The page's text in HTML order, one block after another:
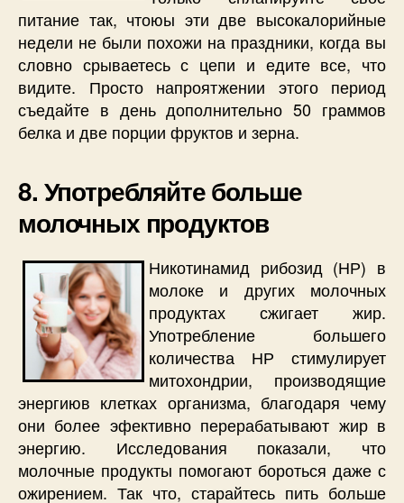
питание так, чтоюы эти две высокалорийные
недели не были похожи на праздники, когда вы
словно срываетесь с цепи и едите все, что
видите. Просто напроятжении этого период
съедайте в день дополнительно 50 граммов
белка и две порции фруктов и зерна.
8. Употребляйте больше
молочных продуктов
Никотинамид рибозид (НР) в
молоке и других молочных
продуктах сжигает жир.
Употребление большего
количества НР стимулирует
митохондрии, производящие
энергиюв клетках организма, благодаря чему
они более эфективно перерабатывают жир в
энергию. Исследования показали, что
молочные продукты помогают бороться даже с
ожирением. Так что, старайтесь пить больше